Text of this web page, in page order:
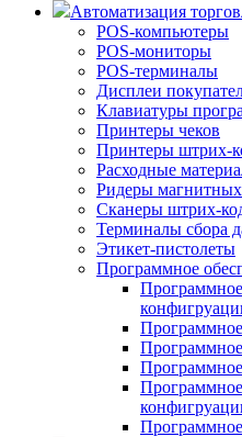
Автоматизация
POS-компьютеры
POS-мониторы
POS-терминалы
Дисплеи
Клавиатуры
Принтеры чеков
Принтеры штрих-
Расходные
Ридеры магнитных
Сканеры штрих-
Терминалы сбора
Этикет-пистолеты
Программное